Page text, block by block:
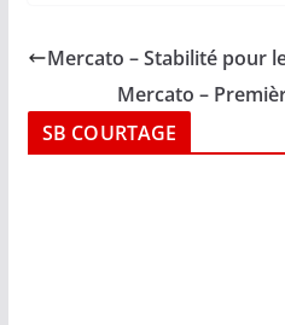
Mercato – Stabilité pour
Mercato –
SB COURTAGE